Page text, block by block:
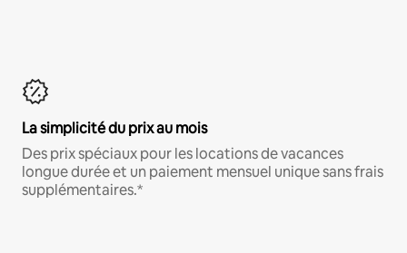
La simplicité du prix au mois
Des prix spéciaux pour les locations de vacances
longue durée et un paiement mensuel unique sans frais
supplémentaires.*